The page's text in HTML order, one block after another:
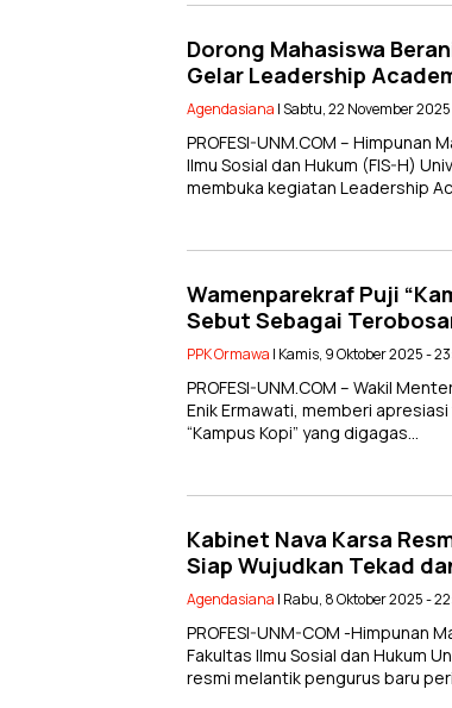
Dorong Mahasiswa
Gelar Leadership
Agendasiana | Sabtu, 22 November 2025
PROFESI-UNM.COM – Himpunan
Ilmu Sosial dan Hukum (FIS-H)
membuka kegiatan Leadership
Wamenparekraf Puji
Sebut Sebagai
PPK Ormawa | Kamis, 9 Oktober 2025 -
PROFESI-UNM.COM – Wakil
Enik Ermawati, memberi
“Kampus Kopi” yang digagas…
Kabinet Nava Karsa
Siap Wujudkan Tekad
Agendasiana | Rabu, 8 Oktober 2025 -
PROFESI-UNM-COM -Himpunan
Fakultas Ilmu Sosial dan Hukum
resmi melantik pengurus baru